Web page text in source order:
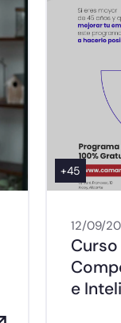
+45
12/09/
e